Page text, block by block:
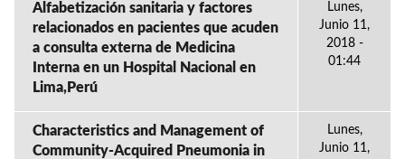
Alfabetización sanitaria y factores
relacionados en pacientes que acuden
a consulta externa de Medicina
Interna en un Hospital Nacional en
Lima,Perú
Lunes,
Junio 11,
2018 -
01:44
Characteristics and Management of
Community-Acquired Pneumonia in
Lunes,
Junio 11,